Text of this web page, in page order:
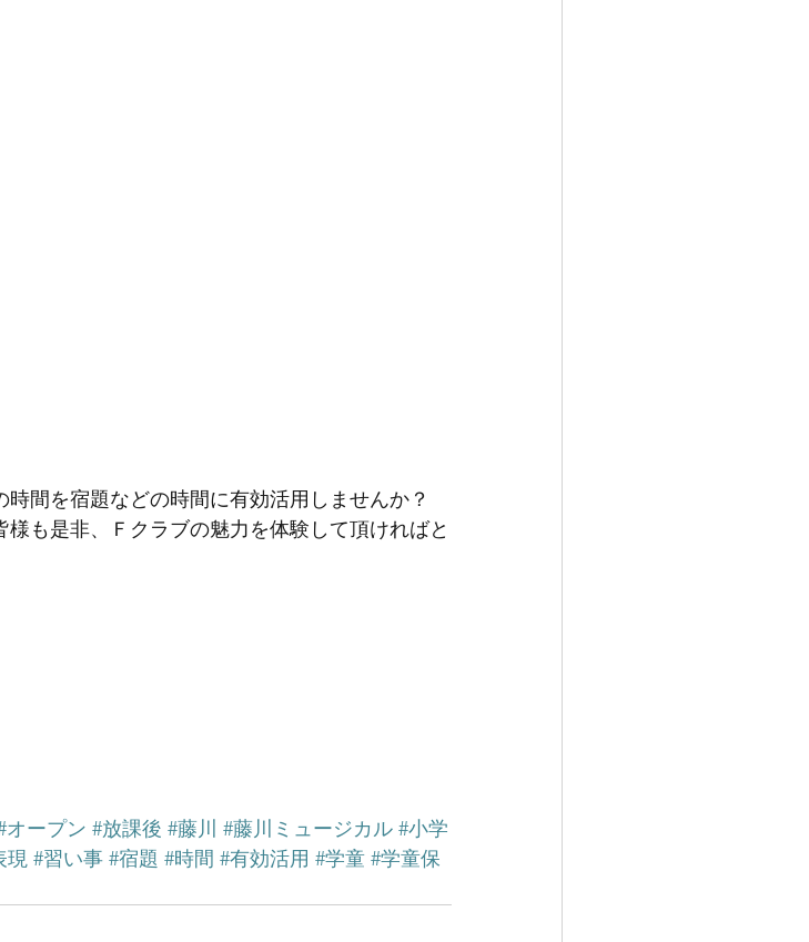
間を宿題などの時間に有効活用しませんか？
も是非、Ｆクラブの魅力を体験して頂ければと
オープン #放課後 #藤川 #藤川ミュージカル #小学
現 #習い事 #宿題 #時間 #有効活用 #学童 #学童保